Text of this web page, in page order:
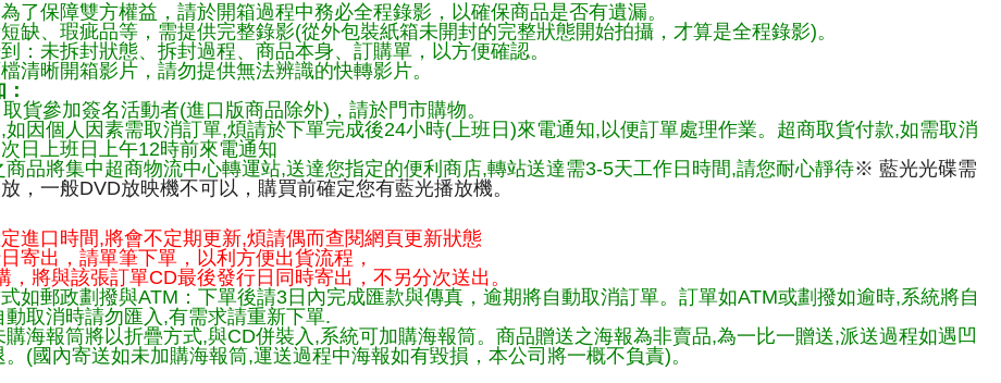
了保障雙方權益，請於開箱過程中務必全程錄影，以確保商品是否有遺漏。
缺、瑕疵品等，需提供完整錄影(從外包裝紙箱未開封的完整狀態開始拍攝，才算是全程錄影)。
：未拆封狀態、拆封過程、商品本身、訂購單，以方便確認。
清晰開箱影片，請勿提供無法辨識的快轉影片。
貨參加簽名活動者(進口版商品除外)，請於門市購物。
如因個人因素需取消訂單,煩請於下單完成後24小時(上班日)來電通知,以便訂單處理作業。超商取貨付款,如需取消
日上班日上午12時前來電通知
商品將集中超商物流中心轉運站,送達您指定的便利商店,轉站送達需3-5天工作日時間,請您耐心靜待※ 藍光光碟需
，一般DVD放映機不可以，購買前確定您有藍光播放機。
進口時間,將會不定期更新,煩請偶而查閱網頁更新狀態
寄出，請單筆下單，以利方便出貨流程，
將與該張訂單CD最後發行日同時寄出，不另分次送出。
如郵政劃撥與ATM：下單後請3日內完成匯款與傳真，逾期將自動取消訂單。訂單如ATM或劃撥如逾時,系統將自
取消時請勿匯入,有需求請重新下單.
購海報筒將以折疊方式,與CD併裝入,系統可加購海報筒。商品贈送之海報為非賣品,為一比一贈送,派送過程如遇凹
(國內寄送如未加購海報筒,運送過程中海報如有毀損，本公司將一概不負責)。